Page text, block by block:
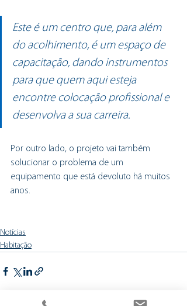
Este é um centro que, para além
do acolhimento, é um espaço de
capacitação, dando instrumentos
para que quem aqui esteja
encontre colocação profissional e
desenvolva a sua carreira.
Por outro lado, o projeto vai também
solucionar o problema de um
equipamento que está devoluto há muitos
anos.
Notícias
Habitação